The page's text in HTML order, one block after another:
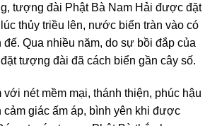
tượng đài Phật Bà Nam Hải được đặt
thủy triều lên, nước biển tràn vào có
đế. Qua nhiều năm, do sự bồi đắp của
tượng đài đã cách biển gần cây số.
nét mềm mại, thánh thiện, phúc hậu
cảm giác ấm áp, bình yên khi được